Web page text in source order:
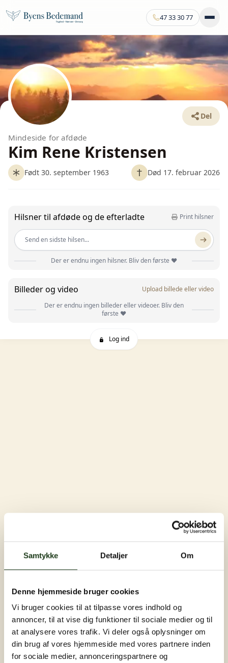
Samtykke Detaljer Om
Denne hjemmeside bruger cookies
Vi bruger cookies til at tilpasse vores indhold og
annoncer, til at vise dig funktioner til sociale medier og til
at analysere vores trafik. Vi deler også oplysninger om
din brug af vores hjemmeside med vores partnere inden
for sociale medier, annonceringspartnere og
47 33 30 77
Del
Mindeside for afdøde
Kim Rene Kristensen
Født 30. september 1963 Død 17. februar 2026
Hilsner til afdøde og de efterladte Print hilsner
Send en sidste hilsen...
Der er endnu ingen hilsner. Bliv den første ❤️
Billeder og video
Upload billede eller video
Der er endnu ingen billeder eller videoer. Bliv den
første ❤️
Log ind